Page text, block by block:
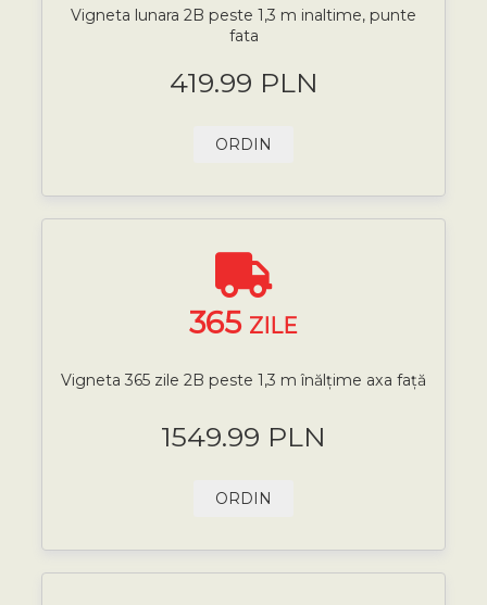
Vigneta lunara 2B peste 1,3 m inaltime, punte
fata
419.99 PLN
ORDIN
365 ZILE
Vigneta 365 zile 2B peste 1,3 m înălțime axa față
1549.99 PLN
ORDIN